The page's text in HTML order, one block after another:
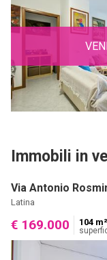
Immobili in
Via Antonio
Latina
€ 169.000 104 m²